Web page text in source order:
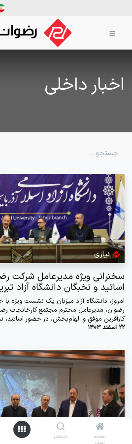
صفحه
جستجو
صفحه
جستجو
اخبار داخلی
نیازی
سخنرانی ویژه مدیرعامل شرکت
اساتید و نخبگان دانشگاه آزاد
امروز، دانشگاه آزاد میزبان یک نشست ویژه با
رضوان، مدیرعامل محترم مجتمع کارخانجات
کارآفرین موفق و الهام‌بخش، در حضور
22 اسفند 1403
نیازی